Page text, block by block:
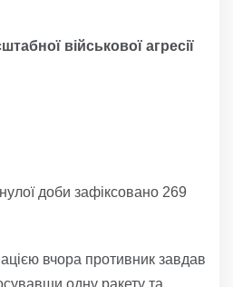
військової агресії
доби зафіксовано 269
вчора противник завдав
одну ракету та